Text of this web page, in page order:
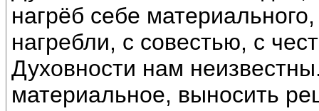
нагрёб себе
нагребли, с совестью, с
Духовности нам
материальное, выносить